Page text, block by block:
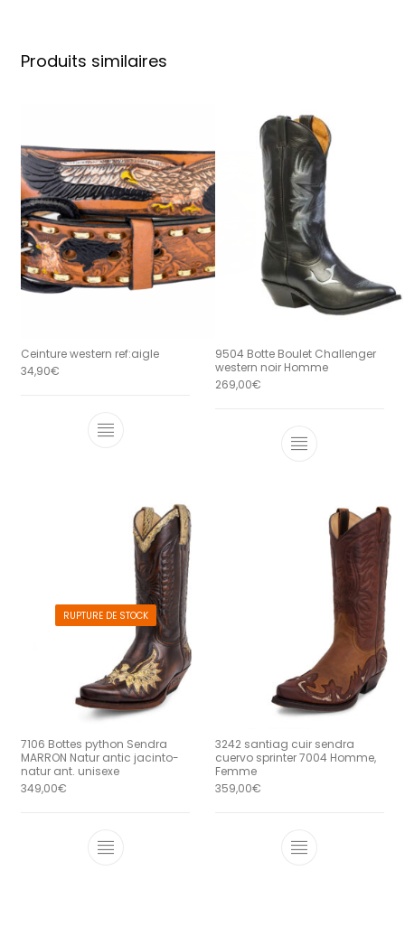
Produits similaires
Ceinture western ref:aigle
34,90€
Ce produit a plusieurs variations.
9504 Botte Boulet Challenger
western noir Homme
269,00€
Ce produit a
RUPTURE DE STOCK
7106 Bottes python Sendra
MARRON Natur antic jacinto-
natur ant. unisexe
349,00€
Ce produit a plusieurs variations.
3242 santiag cuir sendra
cuervo sprinter 7004 Homme,
Femme
359,00€
Ce produit a